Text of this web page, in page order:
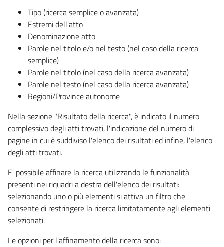
Tipo (ricerca semplice o avanzata)
Estremi dell'atto
Denominazione atto
Parole nel titolo e/o nel testo (nel caso della ricerca
semplice)
Parole nel titolo (nel caso della ricerca avanzata)
Parole nel testo (nel caso della ricerca avanzata)
Regioni/Province autonome
Nella sezione "Risultato della ricerca", è indicato il numero
complessivo degli atti trovati, l'indicazione del numero di
pagine in cui è suddiviso l'elenco dei risultati ed infine, l'elenco
degli atti trovati.
E' possibile affinare la ricerca utilizzando le funzionalità
presenti nei riquadri a destra dell'elenco dei risultati:
selezionando uno o più elementi si attiva un filtro che
consente di restringere la ricerca limitatamente agli elementi
selezionati.
Le opzioni per l'affinamento della ricerca sono: